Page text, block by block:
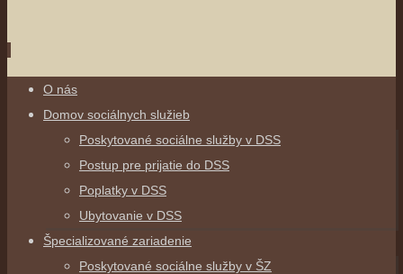
Skip
O nás
Domov sociálnych služieb
Poskytované sociálne služby v DSS
Postup pre prijatie do DSS
Poplatky v DSS
Ubytovanie v DSS
Špecializované zariadenie
Poskytované sociálne služby v ŠZ